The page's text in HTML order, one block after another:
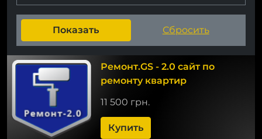
Ремонт.GS - 2.0 сайт по
ремонту квартир
11 500 грн.
Купить